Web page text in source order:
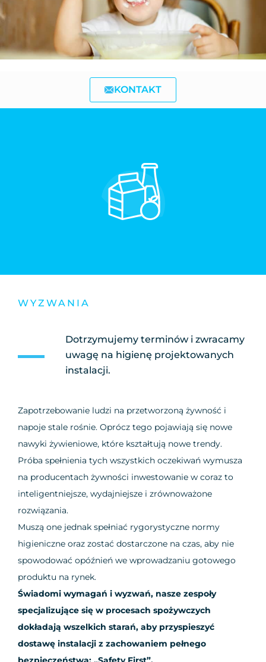
KONTAKT
WYZWANIA
Dotrzymujemy terminów i zwracamy
uwagę na higienę projektowanych
instalacji.
Zapotrzebowanie ludzi na przetworzoną żywność i
napoje stale rośnie. Oprócz tego pojawiają się nowe
nawyki żywieniowe, które kształtują nowe trendy.
Próba spełnienia tych wszystkich oczekiwań wymusza
na producentach żywności inwestowanie w coraz to
inteligentniejsze, wydajniejsze i zrównoważone
rozwiązania.
Muszą one jednak spełniać rygorystyczne normy
higieniczne oraz zostać dostarczone na czas, aby nie
spowodować opóźnień we wprowadzaniu gotowego
produktu na rynek.
Świadomi wymagań i wyzwań, nasze zespoły
specjalizujące się w procesach spożywczych
dokładają wszelkich starań, aby przyspieszyć
dostawę instalacji z zachowaniem pełnego